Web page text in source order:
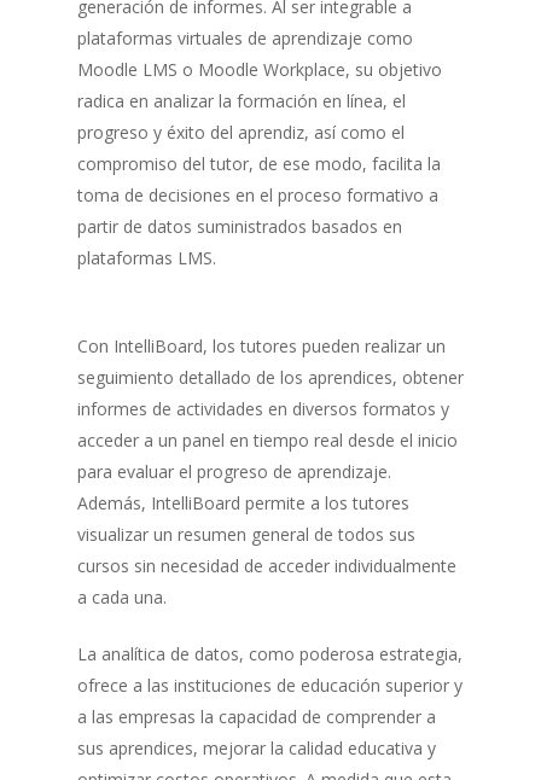
generación de informes. Al ser integrable a
plataformas virtuales de aprendizaje como
Moodle LMS o Moodle Workplace, su objetivo
radica en analizar la formación en línea, el
progreso y éxito del aprendiz, así como el
compromiso del tutor, de ese modo, facilita la
toma de decisiones en el proceso formativo a
partir de datos suministrados basados en
plataformas LMS.
Con IntelliBoard, los tutores pueden realizar un
seguimiento detallado de los aprendices, obtener
informes de actividades en diversos formatos y
acceder a un panel en tiempo real desde el inicio
para evaluar el progreso de aprendizaje.
Además, IntelliBoard permite a los tutores
visualizar un resumen general de todos sus
cursos sin necesidad de acceder individualmente
a cada una.
La analítica de datos, como poderosa estrategia,
ofrece a las instituciones de educación superior y
a las empresas la capacidad de comprender a
sus aprendices, mejorar la calidad educativa y